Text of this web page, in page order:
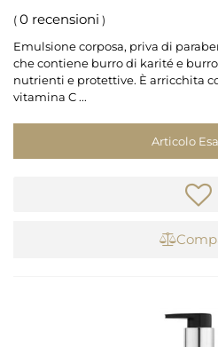
( 0 recensioni )
Emulsione corposa, priva di
che contiene burro di karité e
nutrienti e protettive. È arricchita
vitamina C ...
Articolo